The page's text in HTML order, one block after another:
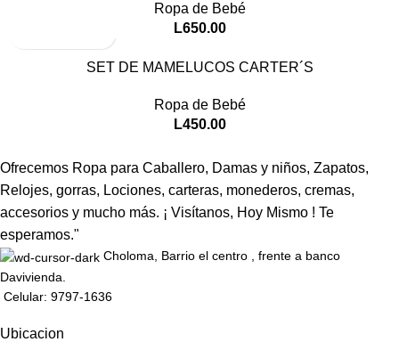
Ropa de Bebé
L650.00
SET DE MAMELUCOS CARTER´S
Ropa de Bebé
L450.00
Ofrecemos Ropa para Caballero, Damas y niños, Zapatos,
Relojes, gorras, Lociones, carteras, monederos, cremas,
accesorios y mucho más. ¡ Visítanos, Hoy Mismo ! Te
esperamos."
Choloma, Barrio el centro , frente a banco
Davivienda.
Celular: 9797-1636
Ubicacion